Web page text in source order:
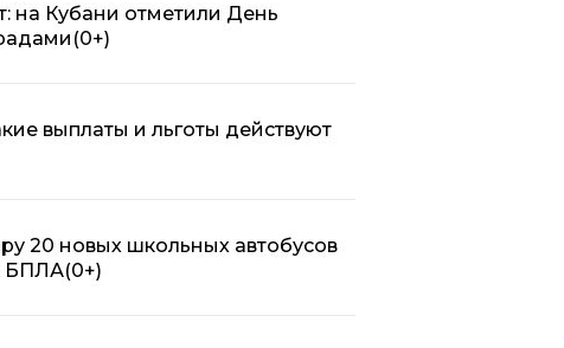
на Кубани отметили День
(0+)
выплаты и льготы действуют
20 новых школьных автобусов
БПЛА(0+)